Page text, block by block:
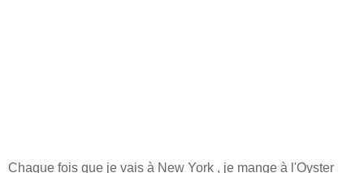
Chaque fois que je vais à New York , je mange à l'Oyster